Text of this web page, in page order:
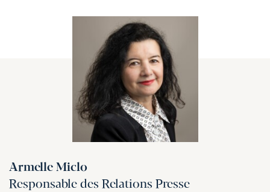
Armelle Miclo
Responsable des Relations Presse